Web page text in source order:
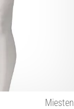
Miesten